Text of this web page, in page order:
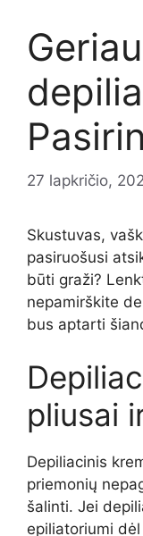
27 lapkričio,
Skustuvas,
pasiruošusi
būti graži?
nepamirškite
bus aptarti
pliusai
Depiliacinis
priemonių
šalinti. Jei
epiliatoriumi